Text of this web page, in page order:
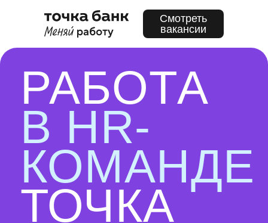
Смотреть
вакансии
Смотреть
вакансии
РАБОТА
В HR-
КОМАНДЕ
ТОЧКА
БАНК
Находи сильных специалистов,
которые двигают бизнес вперёд